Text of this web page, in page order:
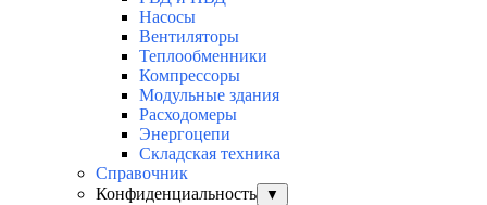
Насосы
Вентиляторы
Теплообменники
Компрессоры
Модульные здания
Расходомеры
Энергоцепи
Складская техника
Справочник
Конфиденциальность
▼